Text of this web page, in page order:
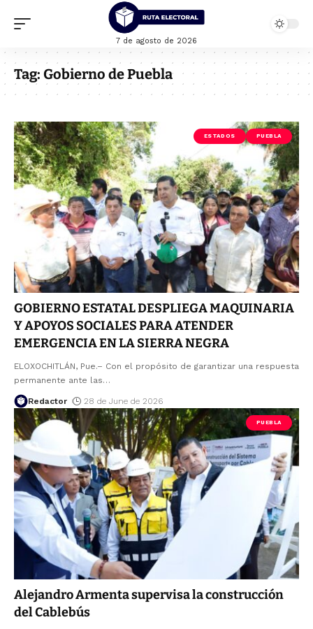
7 de agosto de 2026
Tag: Gobierno de Puebla
ESTADOS PUEBLA
GOBIERNO ESTATAL DESPLIEGA MAQUINARIA
Y APOYOS SOCIALES PARA ATENDER
EMERGENCIA EN LA SIERRA NEGRA
ELOXOCHITLÁN, Pue.– Con el propósito de garantizar una respuesta
permanente ante las…
Redactor 28 de June de 2026
PUEBLA
Alejandro Armenta supervisa la construcción
del Cablebús